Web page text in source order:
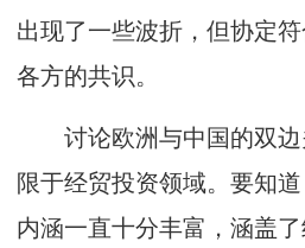
出现了一些波折，但协定
各方的共识。
讨论欧洲与中国的双边
限于经贸投资领域。要知
内涵一直十分丰富，涵盖